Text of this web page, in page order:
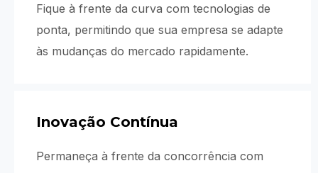
Fique à frente da curva com tecnologias de
ponta, permitindo que sua empresa se adapte
às mudanças do mercado rapidamente.
Inovação Contínua
Permaneça à frente da concorrência com